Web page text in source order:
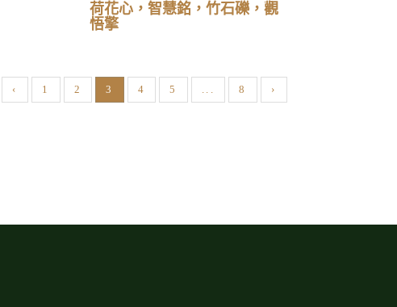
荷花心，智慧銘，竹石礫，觀
悟擎
‹ 1 2 3 4 5 ... 8 ›